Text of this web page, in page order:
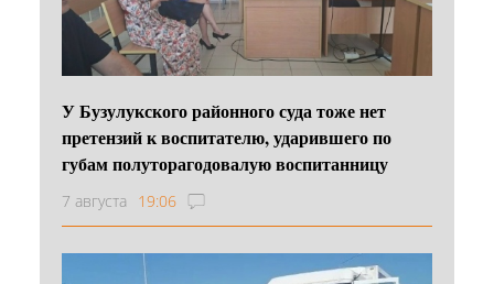
У Бузулукского районного суда тоже нет
претензий к воспитателю, ударившего по
губам полуторагодовалую воспитанницу
7 августа 19:06